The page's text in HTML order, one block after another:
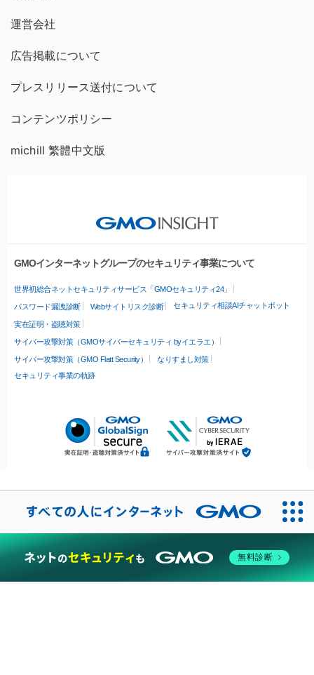
運営会社
広告掲載について
プレスリリース送付について
コンテンツポリシー
michill 繁體中文版
GMOインターネットグループのセキュリティ事業について
世界初総合ネットセキュリティサービス「GMOセキュリティ24」
パスワード漏洩診断 Webサイトリスク診断 セキュリティ相談AIチャットボット
実在証明・盗聴対策
サイバー攻撃対策（GMOサイバーセキュリティ byイエラエ）
サイバー攻撃対策（GMO Flatt Security）
なりすまし対策
セキュリティ事業の軌跡
無料診断